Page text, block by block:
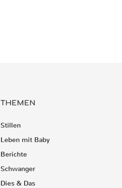
THEMEN
Stillen
Leben mit Baby
Berichte
Schwanger
Dies & Das